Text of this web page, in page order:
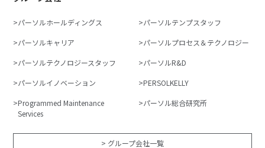
パーソルホールディングス
パーソルテンプスタッフ
パーソルキャリア
パーソルプロセス＆テクノロジー
パーソルテクノロジースタッフ
パーソルR&D
パーソルイノベーション
PERSOLKELLY
Programmed Maintenance
Services
パーソル総合研究所
> グループ会社一覧